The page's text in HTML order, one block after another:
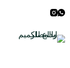
إلى